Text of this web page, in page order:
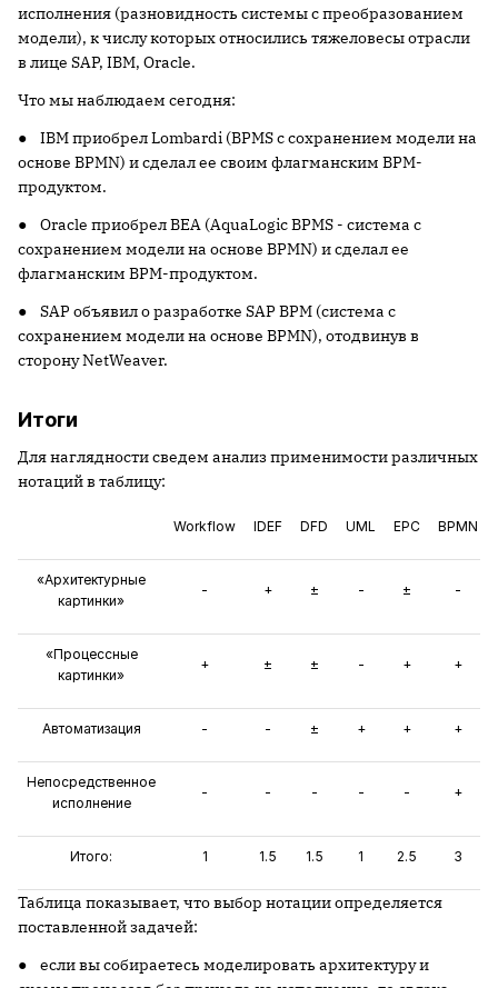
исполнения (разновидность системы с преобразованием
модели), к числу которых относились тяжеловесы отрасли
в лице SAP, IBM, Oracle.
Что мы наблюдаем сегодня:
● IBM приобрел Lombardi (BPMS с сохранением модели на
основе BPMN) и сделал ее своим флагманским BPM-
продуктом.
● Oracle приобрел BEA (AquaLogic BPMS - система с
сохранением модели на основе BPMN) и сделал ее
флагманским BPM-продуктом.
● SAP объявил о разработке SAP BPM (система с
сохранением модели на основе BPMN), отодвинув в
сторону NetWeaver.
Итоги
Для наглядности сведем анализ применимости различных
нотаций в таблицу:
Workflow IDEF DFD UML EPC BPMN
«Архитектурные
картинки»
- + ± - ± -
«Процессные
картинки»
+ ± ± - + +
Автоматизация - - ± + + +
Непосредственное
исполнение
- - - - - +
Итого: 1 1.5 1.5 1 2.5 3
Таблица показывает, что выбор нотации определяется
поставленной задачей:
● если вы собираетесь моделировать архитектуру и